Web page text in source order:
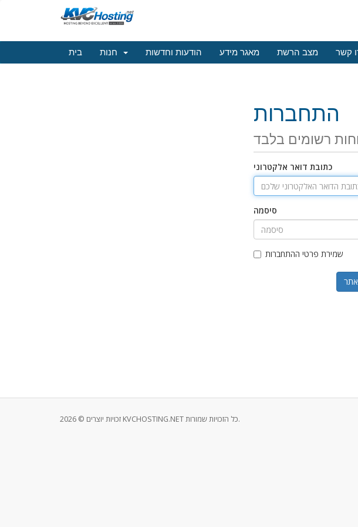
בית הודעות וחדשות מאגר מידע מצב הרשת קשר
התחברות
רשומים בלבד
כתובת דואר אלקטרוני
סיסמה
שמירת פרטי ההתחברות
זכויות יוצרים © 2026 KVCHOSTING.NET כל הזכויות שמורות.